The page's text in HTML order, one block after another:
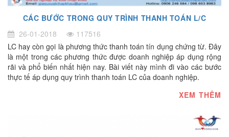
CÁC BƯỚC TRONG QUY TRÌNH THANH TOÁN L/C
26-01-2018
117516
LC hay còn gọi là phương thức thanh toán tín dụng chứng từ. Đây
là một trong các phương thức được doanh nghiệp áp dụng rộng
rãi và phổ biến nhất hiện nay. Bài viết này mình đi vào các bước
thực tế áp dụng quy trình thanh toán LC của doanh nghiệp.
XEM THÊM